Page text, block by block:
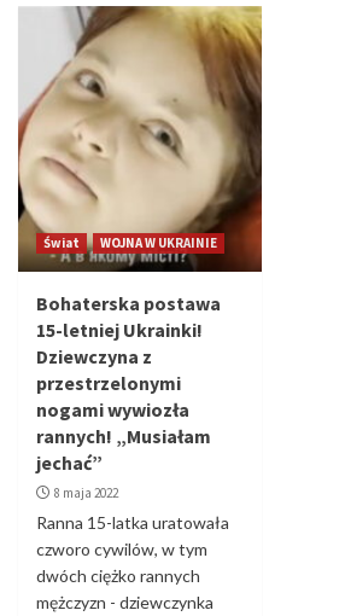
Świat WOJNA W UKRAINIE
Bohaterska postawa
15-letniej Ukrainki!
Dziewczyna z
przestrzelonymi
nogami wywiozła
rannych! „Musiałam
jechać”
8 maja 2022
Ranna 15-latka uratowała
czworo cywilów, w tym
dwóch ciężko rannych
mężczyzn - dziewczynka